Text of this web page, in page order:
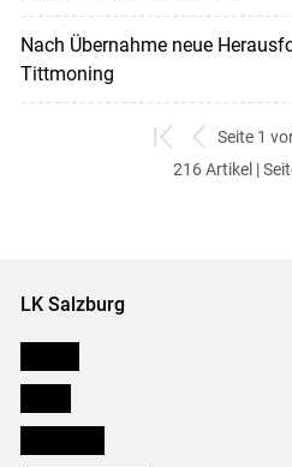
Nach Übernahme neue
Tittmoning
zum
ersten
zurück
zum
Seite 1
216 Artikel |
LK Salzburg